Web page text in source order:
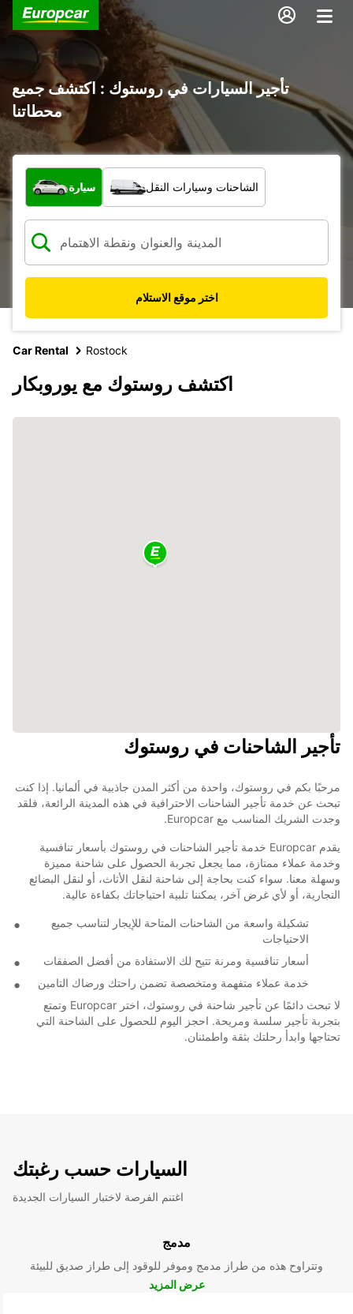
تأجير السيارات في روستوك : اكتشف جميع
محطاتنا
ما نوع المركبة؟
سيارة الشاحنات وسيارات النقل
اختر موقع الاستلام
Car Rental Rostock
اكتشف روستوك مع يوروبكار
تأجير الشاحنات في روستوك
مرحبًا بكم في روستوك، واحدة من أكثر المدن جاذبية في ألمانيا. إذا كنت
تبحث عن خدمة تأجير الشاحنات الاحترافية في هذه المدينة الرائعة، فلقد
وجدت الشريك المناسب مع Europcar.
يقدم Europcar خدمة تأجير الشاحنات في روستوك بأسعار تنافسية
وخدمة عملاء ممتازة، مما يجعل تجربة الحصول على شاحنة مميزة
وسهلة معنا. سواء كنت بحاجة إلى شاحنة لنقل الأثاث، أو لنقل البضائع
التجارية، أو لأي غرض آخر، يمكننا تلبية احتياجاتك بكفاءة عالية.
تشكيلة واسعة من الشاحنات المتاحة للإيجار لتناسب جميع
الاحتياجات
أسعار تنافسية ومرنة تتيح لك الاستفادة من أفضل الصفقات
خدمة عملاء متفهمة ومتخصصة تضمن راحتك ورضاك التامين
لا تبحث دائمًا عن تأجير شاحنة في روستوك، اختر Europcar وتمتع
بتجربة تأجير سلسة ومريحة. احجز اليوم للحصول على الشاحنة التي
تحتاجها وابدأ رحلتك بثقة واطمئنان.
السيارات حسب رغبتك
اغتنم الفرصة لاختبار السيارات الجديدة
مدمج
وتتراوح هذه من طراز مدمج وموفر للوقود إلى طراز صديق للبيئة
عرض المزيد